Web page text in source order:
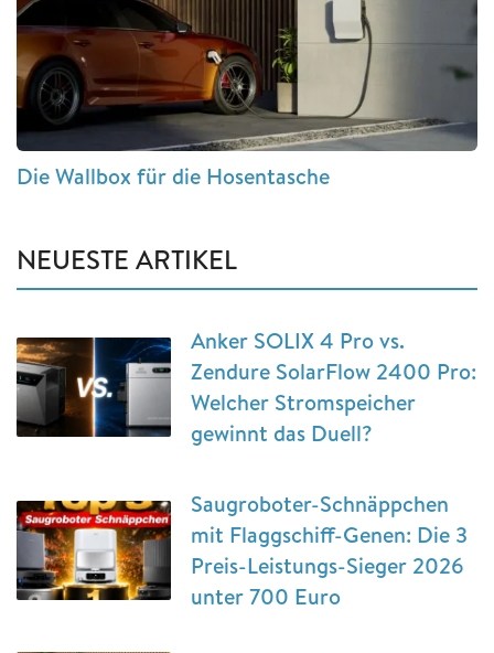
Die Wallbox für die Hosentasche
NEUESTE ARTIKEL
Anker SOLIX 4 Pro vs.
Zendure SolarFlow 2400 Pro:
Welcher Stromspeicher
gewinnt das Duell?
Saugroboter-Schnäppchen
mit Flaggschiff-Genen: Die 3
Preis-Leistungs-Sieger 2026
unter 700 Euro